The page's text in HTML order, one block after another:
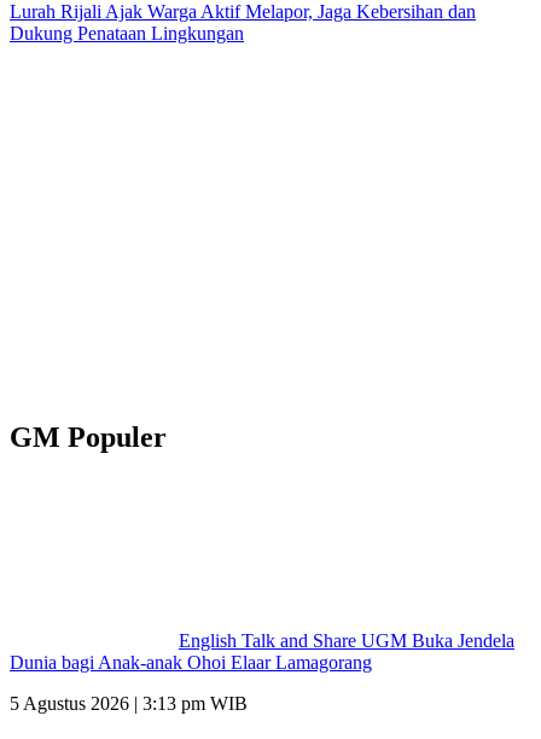
Lurah Rijali Ajak Warga Aktif Melapor, Jaga Kebersihan dan
Dukung Penataan Lingkungan
GM Populer
English Talk and Share UGM Buka Jendela
Dunia bagi Anak-anak Ohoi Elaar Lamagorang
5 Agustus 2026 | 3:13 pm WIB